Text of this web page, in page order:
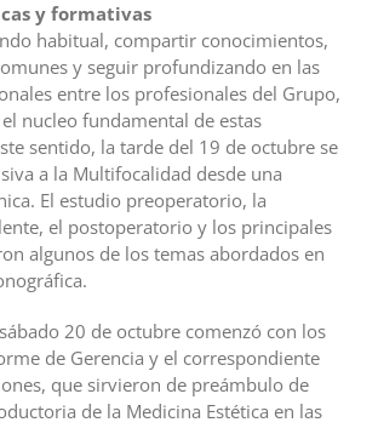
y formativas
habitual, compartir conocimientos,
y seguir profundizando en las
entre los profesionales del Grupo,
nucleo fundamental de estas
sentido, la tarde del 19 de octubre se
a la Multifocalidad desde una
El estudio preoperatorio, la
el postoperatorio y los principales
algunos de los temas abordados en
20 de octubre comenzó con los
de Gerencia y el correspondiente
que sirvieron de preámbulo de
de la Medicina Estética en las